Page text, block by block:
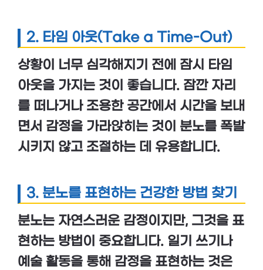
2. 타임 아웃(Take a Time-Out)
상황이 너무 심각해지기 전에 잠시
타임
아웃을 가지는 것이 좋습니다. 잠깐 자리
를 떠나거나 조용한 공간에서 시간을 보내
면서 감정을 가라앉히는 것이 분노를 폭발
시키지 않고 조절하는 데 유용합니다.
3. 분노를 표현하는 건강한 방법 찾기
분노는 자연스러운 감정이지만, 그것을 표
현하는 방법이 중요합니다. 일기 쓰기 나
예술 활동을 통해 감정을 표현하는 것은